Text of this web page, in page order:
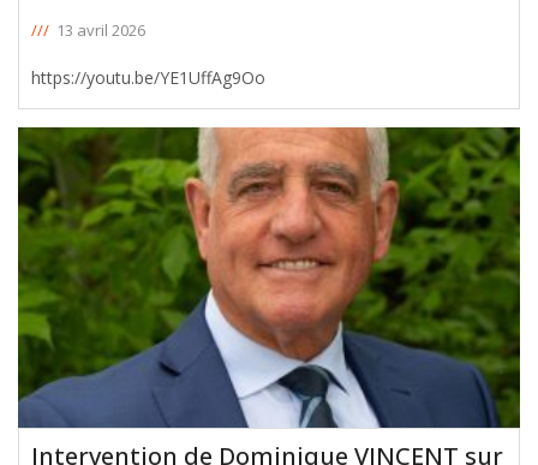
/// 13 avril 2026
https://youtu.be/YE1UffAg9Oo
Intervention de Dominique VINCENT sur